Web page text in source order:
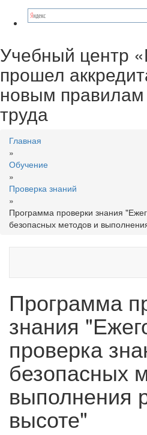
Учебный центр
прошел
новым
труда
Главная
»
Обучение
»
Проверка знаний
»
Программа проверки знания
безопасных методов и
Программа
знания
проверка
безопасных
выполнения
высоте"